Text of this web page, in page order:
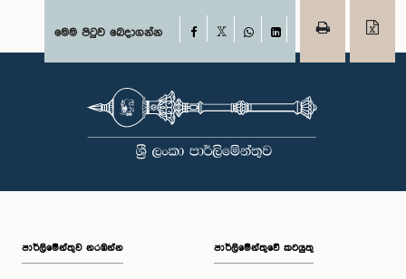
මෙම පිටුව බෙදාගන්න Facebook
WhatsAppLinkedIn
පාර්ලි‌මේන්තුව නරඹන්න පාර්ලිමේන්තුවේ කටයුතු